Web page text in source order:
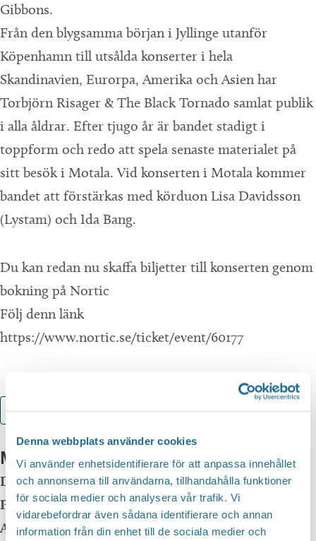
Denna webbplats använder cookies
Vi använder enhetsidentifierare för att anpassa innehållet
och annonserna till användarna, tillhandahålla funktioner
för sociala medier och analysera vår trafik. Vi
vidarebefordrar även sådana identifierare och annan
information från din enhet till de sociala medier och
Gibbons.
Från den blygsamma början i Jyllinge utanför
Köpenhamn till utsålda konserter i hela
Skandinavien, Eurorpa, Amerika och Asien har
Torbjörn Risager & The Black Tornado samlat publik
i alla åldrar. Efter tjugo år är bandet stadigt i
toppform och redo att spela senaste materialet på
sitt besök i Motala. Vid konserten i Motala kommer
bandet att förstärkas med körduon Lisa Davidsson
(Lystam) och Ida Bang.
Du kan redan nu skaffa biljetter till konserten genom
bokning på Nortic
Följ denn länk
https://www.nortic.se/ticket/event/60177
Lägg till i kalender
Mer info
Datum: 25 januari, 2025 kl 20:00-22:30
Plats:KulturAkademin
Adress: Urban Hjärnes väg 6